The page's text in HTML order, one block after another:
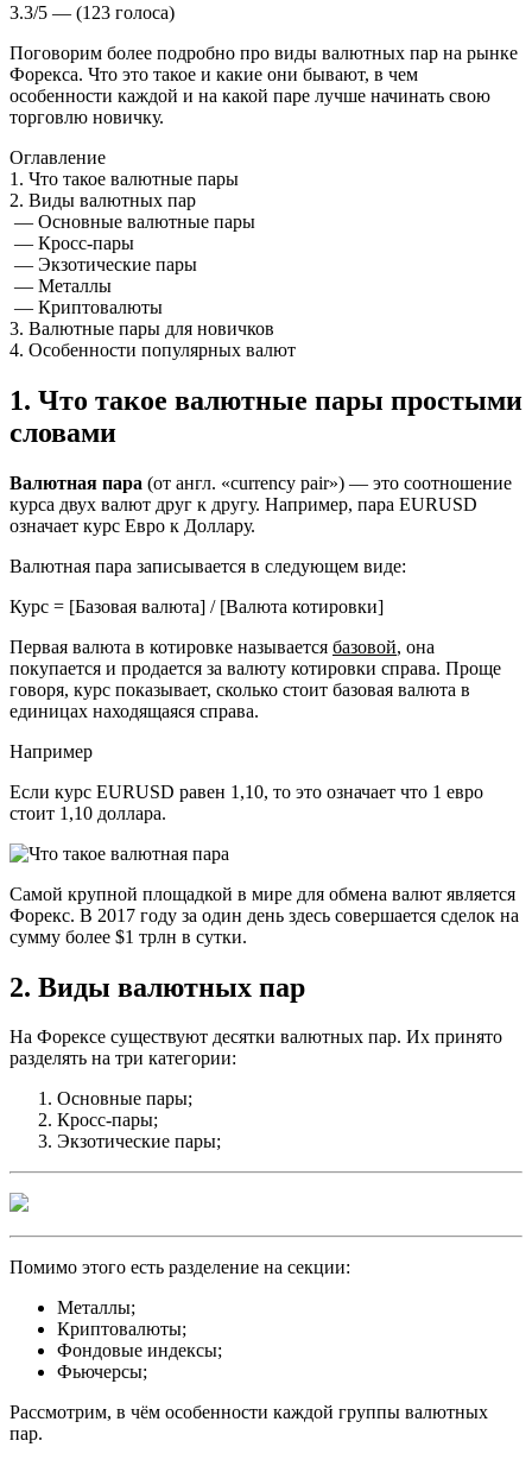
3.3/5 — (123 голоса)
Поговорим более подробно про виды валютных пар на рынке
Форекса. Что это такое и какие они бывают, в чем
особенности каждой и на какой паре лучше начинать свою
торговлю новичку.
Оглавление
1. Что такое валютные пары
2. Виды валютных пар
— Основные валютные пары
— Кросс-пары
— Экзотические пары
— Металлы
— Криптовалюты
3. Валютные пары для новичков
4. Особенности популярных валют
1. Что такое валютные пары простыми
словами
Валютная пара (от англ. «currency pair») — это соотношение
курса двух валют друг к другу. Например, пара EURUSD
означает курс Евро к Доллару.
Валютная пара записывается в следующем виде:
Курс = [Базовая валюта] / [Валюта котировки]
Первая валюта в котировке называется базовой, она
покупается и продается за валюту котировки справа. Проще
говоря, курс показывает, сколько стоит базовая валюта в
единицах находящаяся справа.
Например
Если курс EURUSD равен 1,10, то это означает что 1 евро
стоит 1,10 доллара.
Самой крупной площадкой в мире для обмена валют является
Форекс. В 2017 году за один день здесь совершается сделок на
сумму более $1 трлн в сутки.
2. Виды валютных пар
На Форексе существуют десятки валютных пар. Их принято
разделять на три категории:
Основные пары;
Кросс-пары;
Экзотические пары;
Помимо этого есть разделение на секции:
Металлы;
Криптовалюты;
Фондовые индексы;
Фьючерсы;
Рассмотрим, в чём особенности каждой группы валютных
пар.